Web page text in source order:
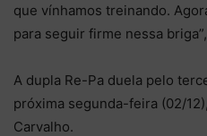
que vínhamos treinando.
para seguir firme nessa
A dupla Re-Pa duela pelo
próxima segunda-feira (02/
Carvalho.